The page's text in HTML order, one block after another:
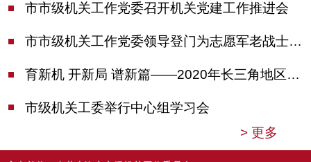
市市级机关工作党委召开机关党建工作推进会
市市级机关工作党委领导登门为志愿军老战士佩戴纪念章
育新机 开新局 谱新篇——2020年长三角地区机关党建工作研讨会在南京召开
市级机关工委举行中心组学习会
> 更多